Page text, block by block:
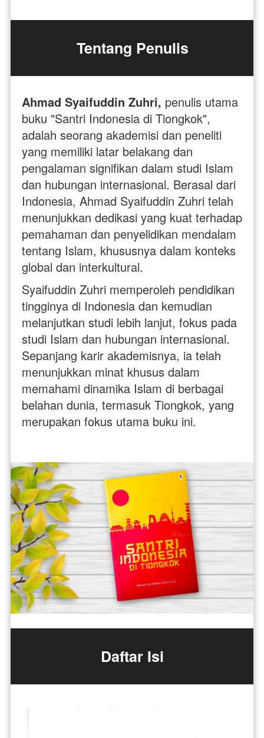
Tentang Penulis
Ahmad Syaifuddin Zuhri, penulis utama
buku "Santri Indonesia di Tiongkok",
adalah seorang akademisi dan peneliti
yang memiliki latar belakang dan
pengalaman signifikan dalam studi Islam
dan hubungan internasional. Berasal dari
Indonesia, Ahmad Syaifuddin Zuhri telah
menunjukkan dedikasi yang kuat terhadap
pemahaman dan penyelidikan mendalam
tentang Islam, khususnya dalam konteks
global dan interkultural.
Syaifuddin Zuhri memperoleh pendidikan
tingginya di Indonesia dan kemudian
melanjutkan studi lebih lanjut, fokus pada
studi Islam dan hubungan internasional.
Sepanjang karir akademisnya, ia telah
menunjukkan minat khusus dalam
memahami dinamika Islam di berbagai
belahan dunia, termasuk Tiongkok, yang
merupakan fokus utama buku ini.
Daftar Isi